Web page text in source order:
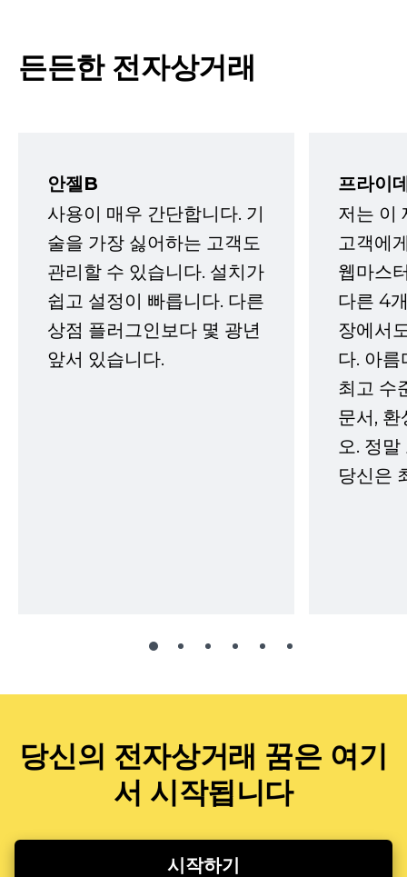
든든한 전자상거래
안젤B
사용이 매우 간단합니다. 기
술을 가장 싫어하는 고객도
관리할 수 있습니다. 설치가
쉽고 설정이 빠릅니다. 다른
상점 플러그인보다 몇 광년
앞서 있습니다.
프라이
저는 이
고객에
웹마스
다른 4
장에서
다. 아름
최고 수
문서,
오. 정
당신은
당신의 전자상거래 꿈은 여기
서 시작됩니다
시작하기